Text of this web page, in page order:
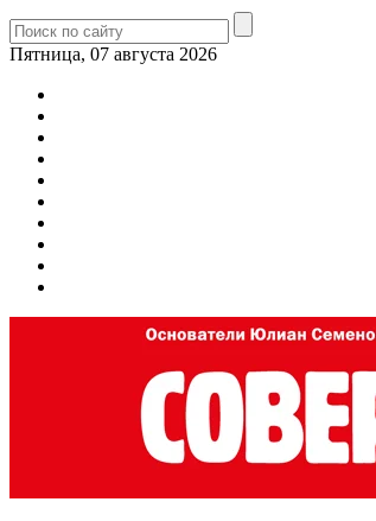
Пятница, 07 августа 2026